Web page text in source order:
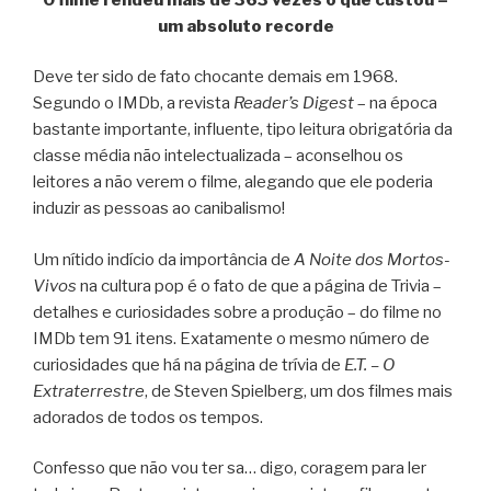
um absoluto recorde
Deve ter sido de fato chocante demais em 1968.
Segundo o IMDb, a revista Reader’s Digest– na época
bastante importante, influente, tipo leitura obrigatória da
classe média não intelectualizada – aconselhou os
leitores a não verem o filme, alegando que ele poderia
induzir as pessoas ao canibalismo!
Um nítido indício da importância de A Noite dos Mortos-
Vivos na cultura pop é o fato de que a página de Trivia –
detalhes e curiosidades sobre a produção – do filme no
IMDb tem 91 itens. Exatamente o mesmo número de
curiosidades que há na página de trívia de E.T. – O
Extraterrestre, de Steven Spielberg, um dos filmes mais
adorados de todos os tempos.
Confesso que não vou ter sa… digo, coragem para ler